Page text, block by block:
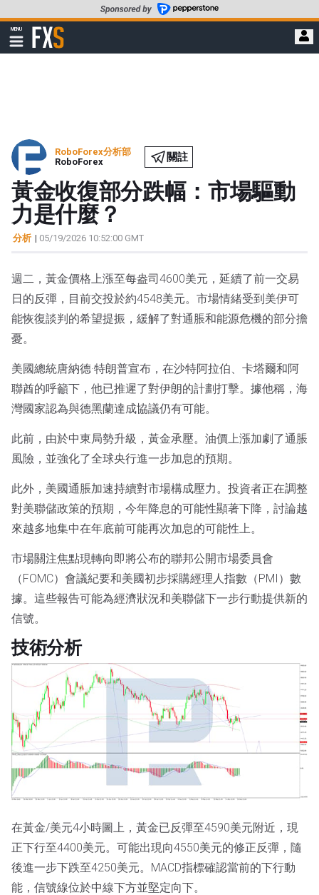
至
要
MENU
顯
示
FXStreet
RoboForex分析部
RoboForex
關註
黃金收復部分跌幅：市場驅動
力是什麼？
分析 | 05/19/2026 10:52:00 GMT
週二，黃金價格上漲至每盎司4600美元，延續了前一交易
日的反彈，目前交投於約4548美元。市場情緒受到美伊可
能恢復談判的希望提振，緩解了對通脹和能源危機的部分擔
憂。
美國總統唐納德·特朗普宣布，在沙特阿拉伯、卡塔爾和阿
聯酋的呼籲下，他已推遲了對伊朗的計劃打擊。據他稱，海
灣國家認為與德黑蘭達成協議仍有可能。
此前，由於中東局勢升級，黃金承壓。油價上漲加劇了通脹
風險，並強化了全球央行進一步加息的預期。
此外，美國通脹加速持續對市場構成壓力。投資者正在調整
對美聯儲政策的預期，今年降息的可能性顯著下降，討論越
來越多地集中在年底前可能再次加息的可能性上。
市場關注焦點現轉向即將公布的聯邦公開市場委員會
（FOMC）會議紀要和美國初步採購經理人指數（PMI）數
據。這些報告可能為經濟狀況和美聯儲下一步行動提供新的
信號。
技術分析
在黃金/美元4小時圖上，黃金已反彈至4590美元附近，現
正下行至4400美元。可能出現向4550美元的修正反彈，隨
後進一步下跌至4250美元。MACD指標確認當前的下行動
能，信號線位於中線下方並堅定向下。